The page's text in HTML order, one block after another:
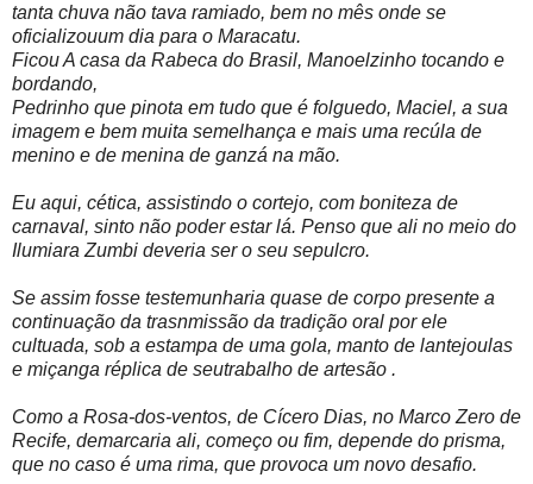
tanta chuva não tava ramiado, bem no mês onde se
oficializouum dia para o Maracatu.
Ficou A casa da Rabeca do Brasil, Manoelzinho tocando e
bordando,
Pedrinho que pinota em tudo que é folguedo, Maciel, a sua
imagem e bem muita semelhança e mais uma recúla de
menino e de menina de ganzá na mão.
Eu aqui, cética, assistindo o cortejo, com boniteza de
carnaval, sinto não poder estar lá. Penso que ali no meio do
Ilumiara Zumbi deveria ser o seu sepulcro.
Se assim fosse testemunharia quase de corpo presente a
continuação da trasnmissão da tradição oral por ele
cultuada, sob a estampa de uma gola, manto de lantejoulas
e miçanga réplica de seutrabalho de artesão .
Como a Rosa-dos-ventos, de Cícero Dias, no Marco Zero de
Recife, demarcaria ali, começo ou fim, depende do prisma,
que no caso é uma rima, que provoca um novo desafio.